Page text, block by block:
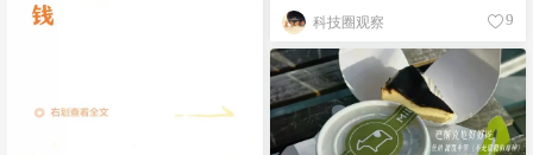
科技圈观察 9